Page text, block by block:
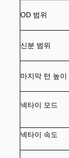
OD 범위
신분 범위
마지막 턴 높이
넥타이 모드
넥타이 속도